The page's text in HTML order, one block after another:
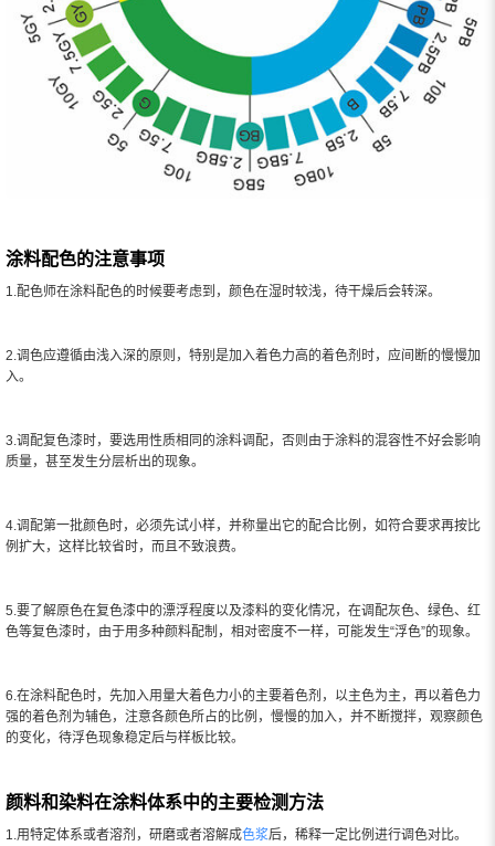
涂料配色的注意事项
1.配色师在涂料配色的时候要考虑到，颜色在湿时较浅，待干燥后会转深。
2.调色应遵循由浅入深的原则，特别是加入着色力高的着色剂时，应间断的慢慢加
入。
3.调配复色漆时，要选用性质相同的涂料调配，否则由于涂料的混容性不好会影响
质量，甚至发生分层析出的现象。
4.调配第一批颜色时，必须先试小样，并称量出它的配合比例，如符合要求再按比
例扩大，这样比较省时，而且不致浪费。
5.要了解原色在复色漆中的漂浮程度以及漆料的变化情况，在调配灰色、绿色、红
色等复色漆时，由于用多种颜料配制，相对密度不一样，可能发生“浮色”的现象。
6.在涂料配色时，先加入用量大着色力小的主要着色剂，以主色为主，再以着色力
强的着色剂为辅色，注意各颜色所占的比例，慢慢的加入，并不断搅拌，观察颜色
的变化，待浮色现象稳定后与样板比较。
颜料和染料在涂料体系中的主要检测方法
1.用特定体系或者溶剂，研磨或者溶解成色浆后，稀释一定比例进行调色对比。